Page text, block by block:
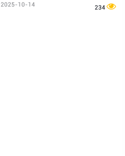
2025-10-14 234